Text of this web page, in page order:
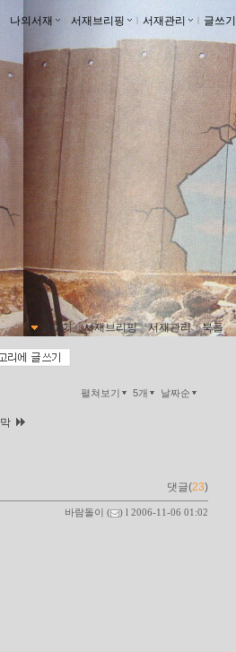
나의서재 서재브리핑 ｌ 서재관리 ｌ 글쓰기
글보기ｌ서재브리핑ｌ서재관리ｌ북플
펼쳐보기 5개 날짜순
댓글(23)
바람돌이 ( ) l 2006-11-06 01:02